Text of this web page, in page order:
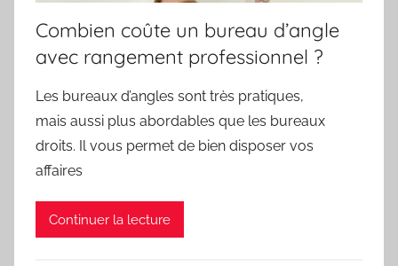
Combien coûte un bureau d’angle
avec rangement professionnel ?
Les bureaux d’angles sont très pratiques,
mais aussi plus abordables que les bureaux
droits. Il vous permet de bien disposer vos
affaires
Continuer la lecture